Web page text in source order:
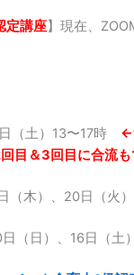
定講座】現在、
（土）13〜17時
目＆3回目に合流も
（木）、20日（火
（日）、16日（土